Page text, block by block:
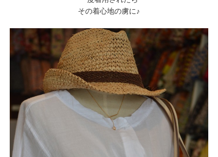
その着心地の虜に♪